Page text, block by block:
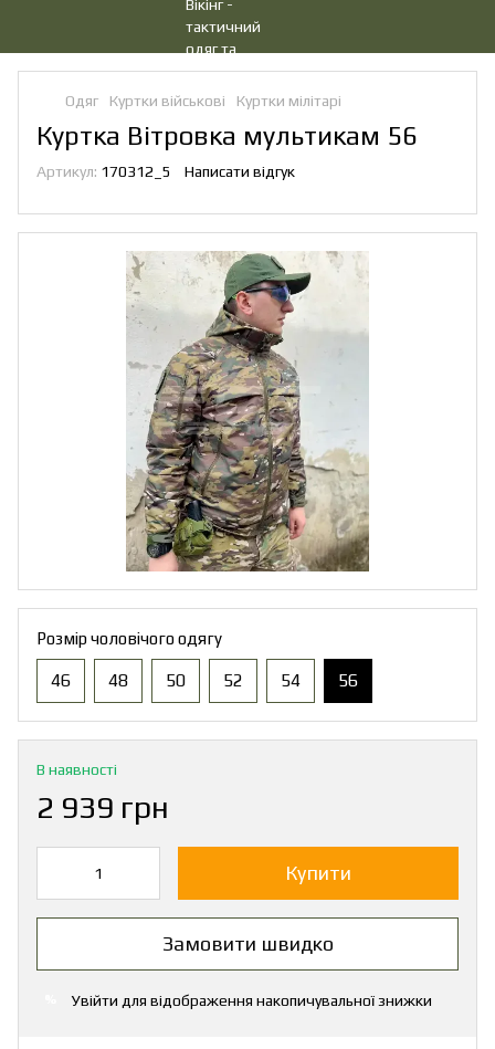
Одяг Куртки військові Куртки мілітарі
Куртка Вітровка мультикам 56
Артикул: 170312_5 Написати відгук
Розмір чоловічого одягу
46 48 50 52 54 56
В наявності
2 939 грн
Купити
Замовити швидко
Увійти для відображення накопичувальної знижки